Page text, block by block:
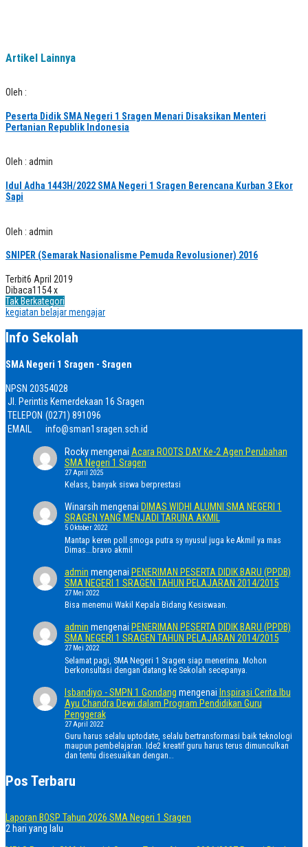
Artikel Lainnya
Oleh :
Peserta Didik SMA Negeri 1 Sragen Menari Disaksikan Menteri
Pertanian Republik Indonesia
Oleh : admin
Idul Adha 1443H/2022 SMA Negeri 1 Sragen Berencana Kurban 3 Ekor
Sapi
Oleh : admin
SNIPER (Semarak Nasionalisme Pemuda Revolusioner) 2016
Terbit6 April 2019
Dibaca1154 x
Tak Berkategori
kegiatan belajar mengajar
Info Sekolah
SMA Negeri 1 Sragen - Sragen
NPSN 20354028
Jl. Perintis Kemerdekaan 16 Sragen
TELEPON (0271) 891096
EMAIL
info@sman1sragen.sch.id
Rockymengenai Acara ROOTS DAY Ke-2 Agen Perubahan
SMA Negeri 1 Sragen
27 April 2025
Kelass, banyak siswa berprestasi
Winarsih mengenai DIMAS WIDHI ALUMNI SMA NEGERI 1
SRAGEN YANG MENJADI TARUNA AKMIL
5 Oktober 2022
Mantap keren poll smoga putra sy nyusul juga ke Akmil ya mas
Dimas...bravo akmil
admin mengenai PENERIMAN PESERTA DIDIK BARU (PPDB)
SMA NEGERI 1 SRAGEN TAHUN PELAJARAN 2014/2015
27 Mei 2022
Bisa menemui Wakil Kepala Bidang Kesiswaan.
admin mengenai PENERIMAN PESERTA DIDIK BARU (PPDB)
SMA NEGERI 1 SRAGEN TAHUN PELAJARAN 2014/2015
27 Mei 2022
Selamat pagi, SMA Negeri 1 Sragen siap menerima. Mohon
berkonsultasi dengan datang ke Sekolah secepanya.
Isbandiyo - SMPN 1 Gondang mengenai Inspirasi Cerita Ibu
Ayu Chandra Dewi dalam Program Pendidikan Guru
Penggerak
27 April 2022
Guru harus selalu uptodate, selalu bertransformasi baik teknologi
maupun pembelajaran. Ide2 kreatif guru harus terus dimunculkan
dan tentu disesuaikan dengan…
Pos Terbaru
Laporan BOSP Tahun 2026 SMA Negeri 1 Sragen
2 hari yang lalu